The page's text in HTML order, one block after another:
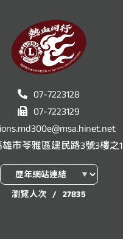
07-7223128
07-7223129
雄市苓雅區建民路3號3樓之1
瀏覽人次 / 27835